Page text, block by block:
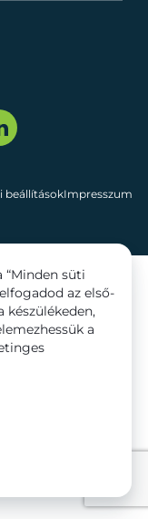
beállításokImpresszum
“Minden süti
az első-
készülékeden,
a